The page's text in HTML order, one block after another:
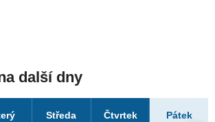
další dny
Středa Čtvrtek Pátek